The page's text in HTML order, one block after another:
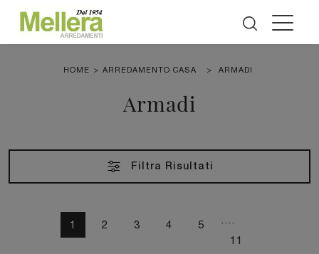
HOME > ARREDAMENTO CASA > ARMADI
Armadi
Filtra Risultati
1 2 3 4 5
....
11